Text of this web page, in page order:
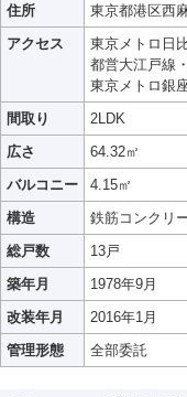
住所
東京都港区西
アクセス
東京メトロ日
都営大江戸線
東京メトロ銀
間取り
2LDK
広さ
64.32㎡
バルコニー
4.15㎡
構造
鉄筋コンクリ
総戸数
13戸
築年月
1978年9月
改装年月
2016年1月
管理形態
全部委託